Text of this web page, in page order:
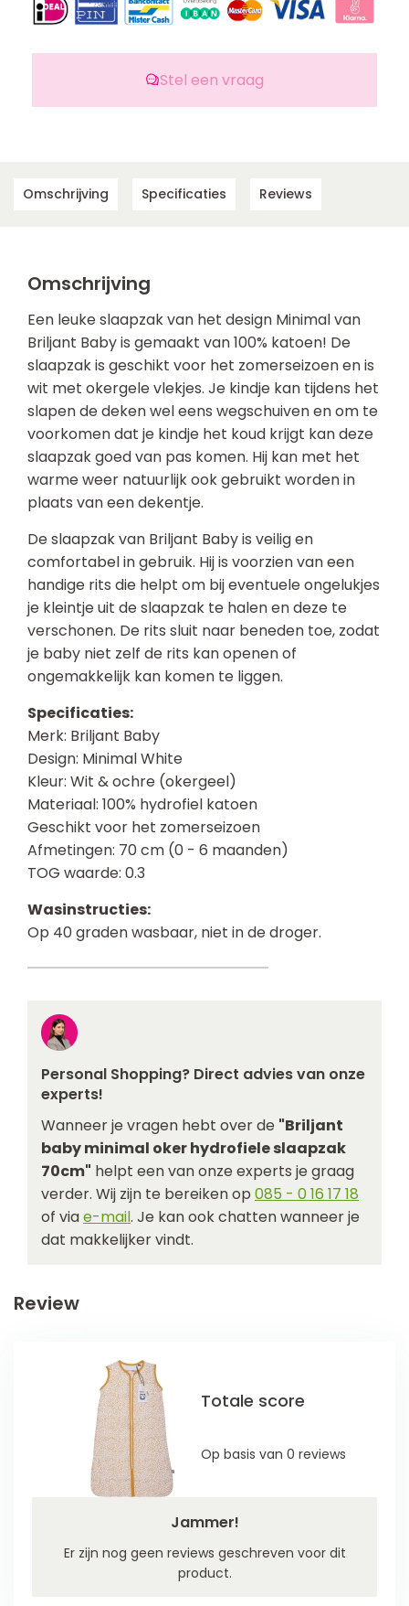
Stel een vraag
Omschrijving Specificaties Reviews
Omschrijving
Een leuke slaapzak van het design Minimal van
Briljant Baby is gemaakt van 100% katoen! De
slaapzak is geschikt voor het zomerseizoen en is
wit met okergele vlekjes. Je kindje kan tijdens het
slapen de deken wel eens wegschuiven en om te
voorkomen dat je kindje het koud krijgt kan deze
slaapzak goed van pas komen. Hij kan met het
warme weer natuurlijk ook gebruikt worden in
plaats van een dekentje.
De slaapzak van Briljant Baby is veilig en
comfortabel in gebruik. Hij is voorzien van een
handige rits die helpt om bij eventuele ongelukjes
je kleintje uit de slaapzak te halen en deze te
verschonen. De rits sluit naar beneden toe, zodat
je baby niet zelf de rits kan openen of
ongemakkelijk kan komen te liggen.
Specificaties:
Merk: Briljant Baby
Design: Minimal White
Kleur: Wit & ochre (okergeel)
Materiaal: 100% hydrofiel katoen
Geschikt voor het zomerseizoen
Afmetingen: 70 cm (0 - 6 maanden)
TOG waarde: 0.3
Wasinstructies:
Op 40 graden wasbaar, niet in de droger.
Personal Shopping? Direct advies van onze
experts!
Wanneer je vragen hebt over de "Briljant
baby minimal oker hydrofiele slaapzak
70cm" helpt een van onze experts je graag
verder. Wij zijn te bereiken op 085 - 0 16 17 18
of viae-mail. Je kan ook chatten wanneer je
dat makkelijker vindt.
Review
Jammer!
Er zijn nog geen reviews geschreven voor dit
product.
Totale score
Op basis van 0 reviews